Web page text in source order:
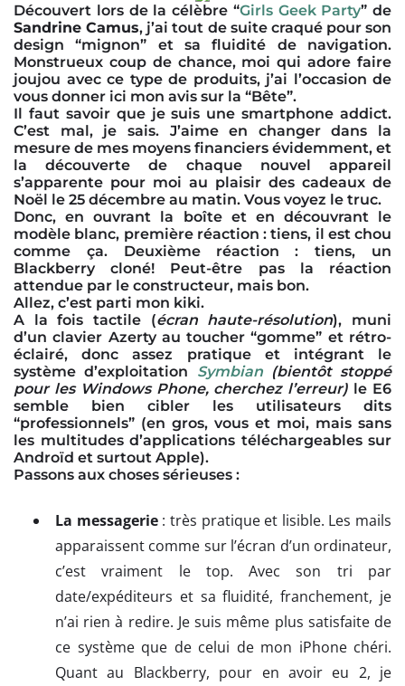
Découvert lors de la célèbre “Girls Geek Party” de
Sandrine Camus, j’ai tout de suite craqué pour son
design “mignon” et sa fluidité de navigation.
Monstrueux coup de chance, moi qui adore faire
joujou avec ce type de produits, j’ai l’occasion de
vous donner ici mon avis sur la “Bête”.
Il faut savoir que je suis une smartphone addict.
C’est mal, je sais. J’aime en changer dans la
mesure de mes moyens financiers évidemment, et
la découverte de chaque nouvel appareil
s’apparente pour moi au plaisir des cadeaux de
Noël le 25 décembre au matin. Vous voyez le truc.
Donc, en ouvrant la boîte et en découvrant le
modèle blanc, première réaction : tiens, il est chou
comme ça. Deuxième réaction : tiens, un
Blackberry cloné! Peut-être pas la réaction
attendue par le constructeur, mais bon.
Allez, c’est parti mon kiki.
A la fois tactile (écran haute-résolution), muni
d’un clavier Azerty au toucher “gomme” et rétro-
éclairé, donc assez pratique et intégrant le
système d’exploitation Symbian(bientôt stoppé
pour les Windows Phone, cherchez l’erreur) le E6
semble bien cibler les utilisateurs dits
“professionnels” (en gros, vous et moi, mais sans
les multitudes d’applications téléchargeables sur
Androïd et surtout Apple).
Passons aux choses sérieuses :
La messagerie: très pratique et lisible. Les mails
apparaissent comme sur l’écran d’un ordinateur,
c’est vraiment le top. Avec son tri par
date/expéditeurs et sa fluidité, franchement, je
n’ai rien à redire. Je suis même plus satisfaite de
ce système que de celui de mon iPhone chéri.
Quant au Blackberry, pour en avoir eu 2, je